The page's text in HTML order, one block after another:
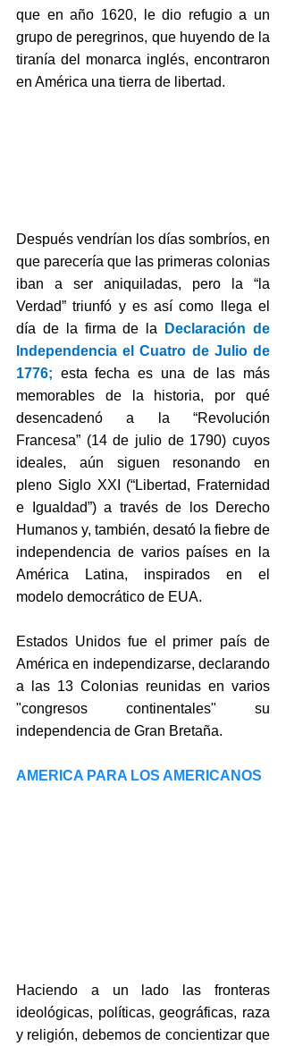
que en año 1620, le dio refugio a un
grupo de peregrinos, que huyendo de la
tiranía del monarca inglés, encontraron
en América una tierra de libertad.
Después vendrían los días sombríos, en
que parecería que las primeras colonias
iban a ser aniquiladas, pero la “la
Verdad” triunfó y es así como llega el
día de la firma de la
Declaración de
Independencia el Cuatro de Julio de
1776; esta fecha es una de las más
memorables de la historia, por qué
desencadenó a la “Revolución
Francesa” (14 de julio de 1790) cuyos
ideales, aún siguen resonando en
pleno Siglo XXI (“Libertad, Fraternidad
e Igualdad”) a través de los Derecho
Humanos y, también, desató la fiebre de
independencia de varios países en la
América Latina, inspirados en el
modelo democrático de EUA.
Estados Unidos fue el primer país de
América en independizarse, declarando
a las 13 Colonias reunidas en varios
"congresos continentales" su
independencia de Gran Bretaña.
AMERICA PARA LOS AMERICANOS
Haciendo a un lado las fronteras
ideológicas, políticas, geográficas, raza
y religión, debemos de concientizar que